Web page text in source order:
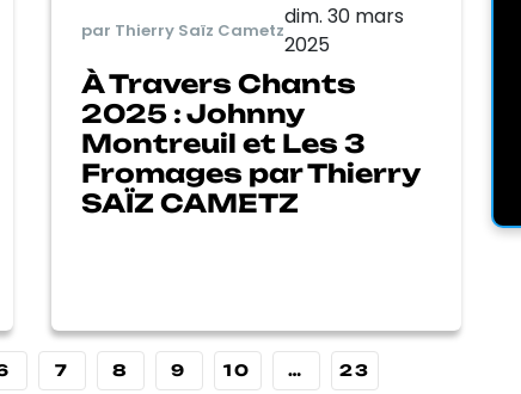
par Thierry Saïz Cametz
dim. 30 mars
2025
À Travers Chants
2025 : Johnny
Montreuil et Les 3
Fromages par Thierry
SAÏZ CAMETZ
7 8 9 10 … 23